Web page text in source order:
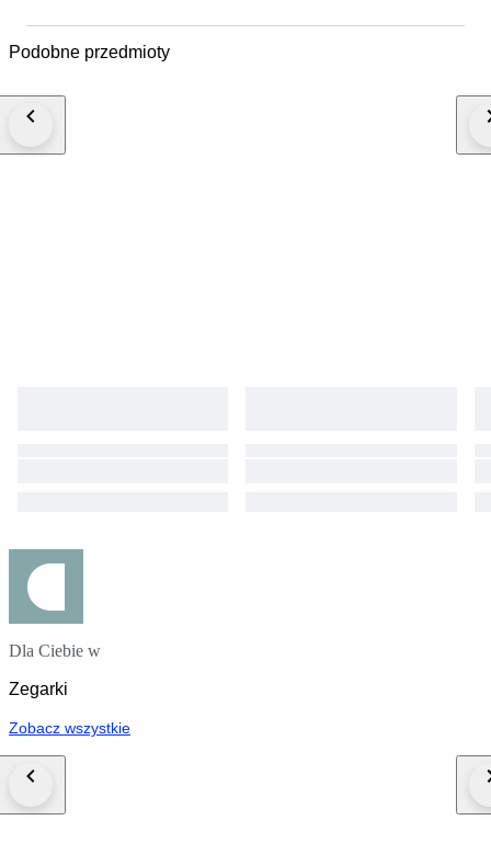
to be paid by buyer is available. If winning bidder decides to cancel /
of seller, if return instructions are not followed
Podobne przedmioty
Dla Ciebie w
Zegarki
Zobacz wszystkie